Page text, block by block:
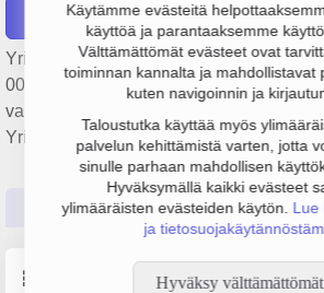
Käytämme evästeitä
käyttöä ja parantaaksemme
Välttämättömät evästeet ovat
toiminnan kannalta ja mahdollistavat
kuten navigoinnin ja
Taloustutka käyttää myös
palvelun kehittämistä varten, jotta
sinulle parhaan mahdollisen
Hyväksymällä kaikki evästeet
ylimääräisten evästeiden käytön. Lue
ja
Hyväksy välttämättömät
Raportit
Yrityksen MAPITARE Oy liikevaihto on
000 €. Sen päätoimiala on
valmistus, perustamisvuosi 2008 ja
Yrityksen yhtiömuoto Osakeyhtiö (OY).
Perustiedot Tilinpäätösluvut